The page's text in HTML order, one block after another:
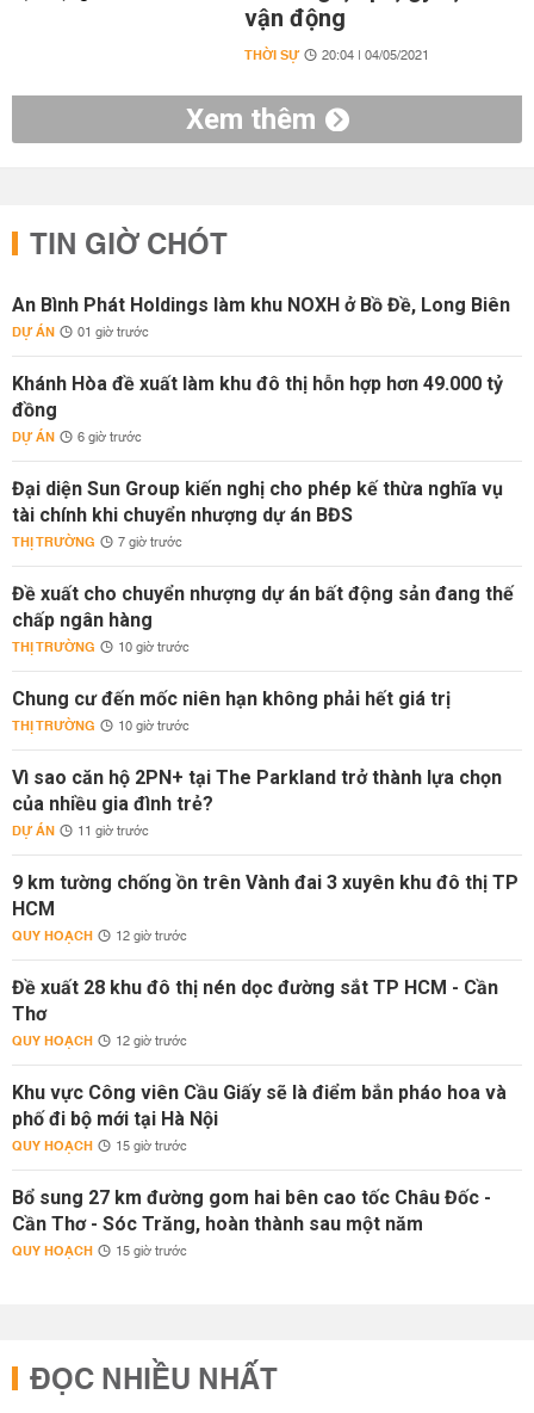
vận động
THỜI SỰ 20:04 | 04/05/2021
Xem thêm
TIN GIỜ CHÓT
An Bình Phát Holdings làm khu NOXH ở Bồ Đề, Long Biên
DỰ ÁN 01 giờ trước
Khánh Hòa đề xuất làm khu đô thị hỗn hợp hơn 49.000 tỷ
đồng
DỰ ÁN 6 giờ trước
Đại diện Sun Group kiến nghị cho phép kế thừa nghĩa vụ
tài chính khi chuyển nhượng dự án BĐS
THỊ TRƯỜNG 7 giờ trước
Đề xuất cho chuyển nhượng dự án bất động sản đang thế
chấp ngân hàng
THỊ TRƯỜNG 10 giờ trước
Chung cư đến mốc niên hạn không phải hết giá trị
THỊ TRƯỜNG 10 giờ trước
Vì sao căn hộ 2PN+ tại The Parkland trở thành lựa chọn
của nhiều gia đình trẻ?
DỰ ÁN 11 giờ trước
9 km tường chống ồn trên Vành đai 3 xuyên khu đô thị TP
HCM
QUY HOẠCH 12 giờ trước
Đề xuất 28 khu đô thị nén dọc đường sắt TP HCM - Cần
Thơ
QUY HOẠCH 12 giờ trước
Khu vực Công viên Cầu Giấy sẽ là điểm bắn pháo hoa và
phố đi bộ mới tại Hà Nội
QUY HOẠCH 15 giờ trước
Bổ sung 27 km đường gom hai bên cao tốc Châu Đốc -
Cần Thơ - Sóc Trăng, hoàn thành sau một năm
QUY HOẠCH 15 giờ trước
ĐỌC NHIỀU NHẤT